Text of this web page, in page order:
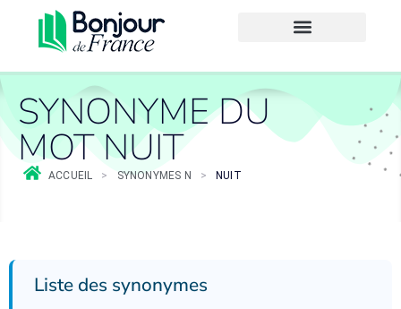
SYNONYME DU
MOT NUIT
ACCUEIL > SYNONYMES N > NUIT
Liste des synonymes